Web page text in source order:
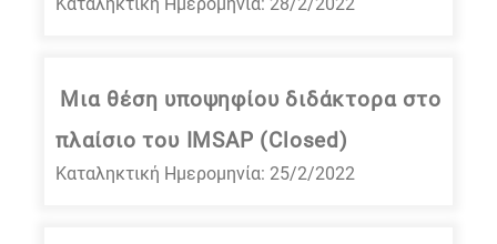
Μια θέση υποψηφίου διδάκτορα στο
πλαίσιο του IMSAP (Closed)
Καταληκτική Ημερομηνία: 25/2/2022